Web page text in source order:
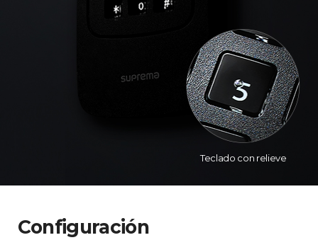
Teclado con relieve
Configuración